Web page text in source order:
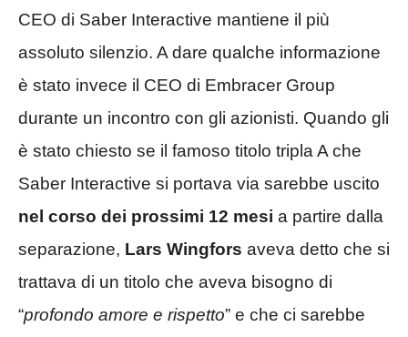
CEO di Saber Interactive mantiene il più
assoluto silenzio. A dare qualche informazione
è stato invece il CEO di Embracer Group
durante un incontro con gli azionisti. Quando gli
è stato chiesto se il famoso titolo tripla A che
Saber Interactive si portava via sarebbe uscito
nel corso dei prossimi 12 mesi a partire dalla
separazione, Lars Wingfors aveva detto che si
trattava di un titolo che aveva bisogno di
“profondo amore e rispetto” e che ci sarebbe